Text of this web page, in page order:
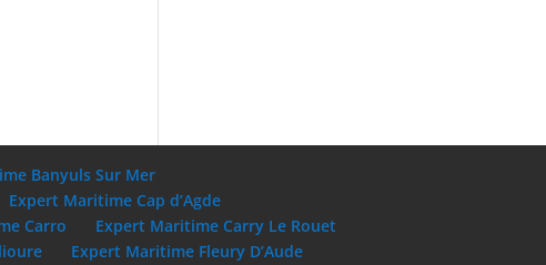
Banyuls Sur Mer
Expert Maritime Cap d’Agde
Carro
Expert Maritime Carry Le Rouet
Expert Maritime Fleury D’Aude